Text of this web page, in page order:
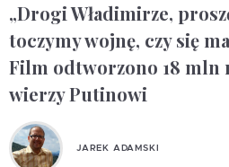
„Drogi Władimirze,
toczymy wojnę, czy się
Film odtworzono 18 mln
wierzy Putinowi
JAREK ADAMSKI